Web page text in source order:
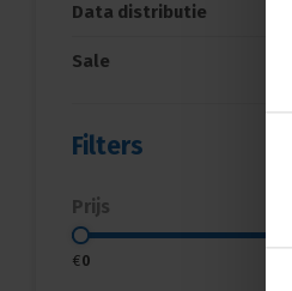
Data distributie
Sale
Filters
Prijs
€0